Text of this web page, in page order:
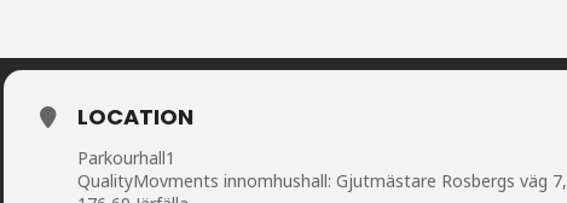
LOCATION
Parkourhall1
QualityMovments innomhushall: Gjutmästare Rosbergs väg 7,